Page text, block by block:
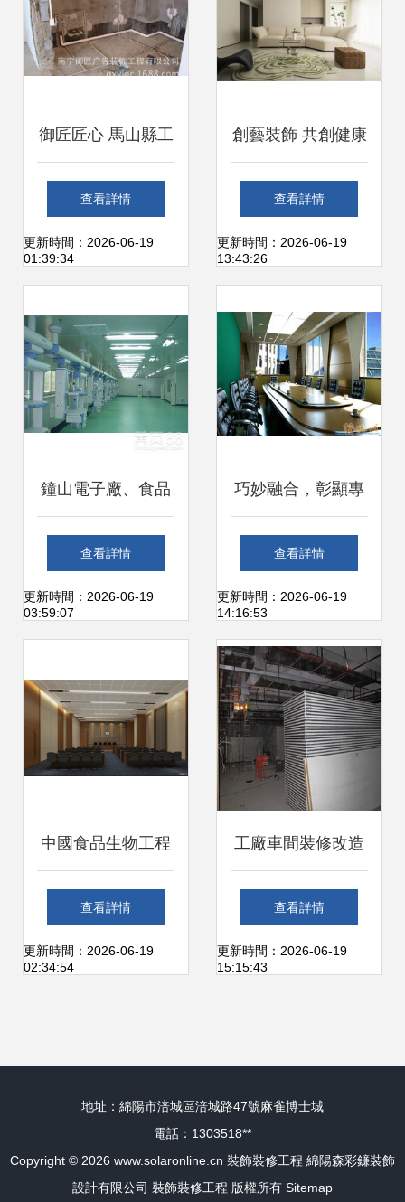
御匠匠心 馬山縣工
廠水電安裝，做工
程就是做良心
查看詳情
更新時間：2026-06-19
01:39:34
創藝裝飾 共創健康
品質，打造綠色生
活新標桿
查看詳情
更新時間：2026-06-19
13:43:26
鐘山電子廠、食品
廠與制藥廠凈化工
程裝修的價值解析
查看詳情
更新時間：2026-06-19
03:59:07
巧妙融合，彰顯專
業——工廠產品陳
列室及會議洽談室
裝飾裝修工程淺析
查看詳情
更新時間：2026-06-19
14:16:53
中國食品生物工程
研發總部基地 科技
與人文融合的現代
查看詳情
更新時間：2026-06-19
02:34:54
工廠車間裝修改造
與翻新升級工程 防
火隔熱與裝飾裝修
查看詳情
更新時間：2026-06-19
15:15:43
地址：綿陽市涪城區涪城路47號麻雀博士城
電話：1303518**
Copyright © 2026 www.solaronline.cn 裝飾裝修工程 綿陽森彩鐮裝飾
設計有限公司 裝飾裝修工程 版權所有 Sitemap